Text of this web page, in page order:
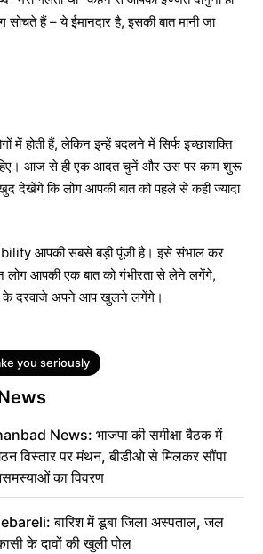
सोचते हैं – ये ईमानदार है, इसकी बात मानी जा
में होती हैं, लेकिन इन्हें बदलने में सिर्फ इच्छाशक्ति
आज से ही एक आदत चुनें और उस पर काम शुरू
देखेंगे कि लोग आपकी बात को पहले से कहीं ज्यादा
आपकी सबसे बड़ी पूंजी है। इसे संभाल कर
लोग आपकी एक बात को गंभीरता से लेने लगेंगे,
के दरवाजे अपने आप खुलने लगेंगे।
you seriously
News: भाजपा की समीक्षा बैठक में
विस्तार पर मंथन, बीडीओ से मिलकर सौंपा
का विवरण
बारिश में डूबा जिला अस्पताल, जल
के दावों की खुली पोल